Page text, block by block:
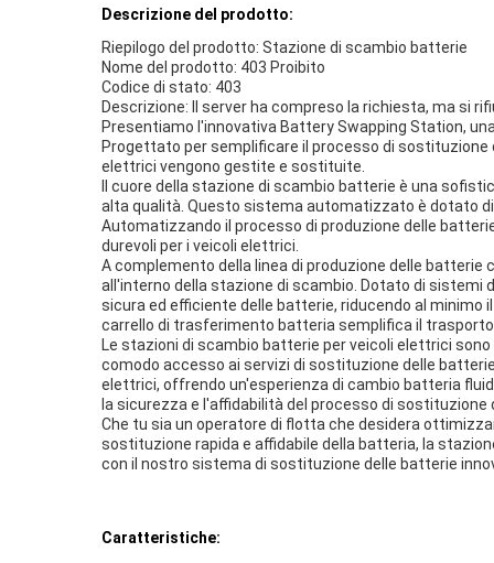
Descrizione del prodotto:
Riepilogo del prodotto: Stazione di scambio batterie
Nome del prodotto: 403 Proibito
Codice di stato: 403
Descrizione: Il server ha compreso la richiesta, ma si
Presentiamo l'innovativa Battery Swapping Station,
Progettato per semplificare il processo di sostituzione
elettrici vengono gestite e sostituite.
Il cuore della stazione di scambio batterie è una
alta qualità. Questo sistema automatizzato è dotato
Automatizzando il processo di produzione delle
durevoli per i veicoli elettrici.
A complemento della linea di produzione delle
all'interno della stazione di scambio. Dotato di sistemi
sicura ed efficiente delle batterie, riducendo al minimo
carrello di trasferimento batteria semplifica il
Le stazioni di scambio batterie per veicoli elettrici
comodo accesso ai servizi di sostituzione delle
elettrici, offrendo un'esperienza di cambio batteria
la sicurezza e l'affidabilità del processo di
Che tu sia un operatore di flotta che desidera
sostituzione rapida e affidabile della batteria, la
con il nostro sistema di sostituzione delle batterie
Caratteristiche: